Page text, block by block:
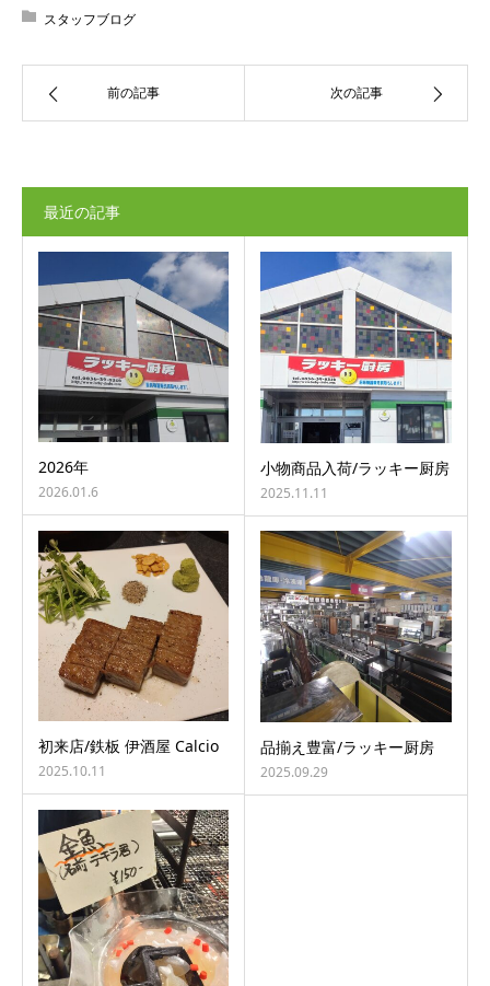
スタッフブログ
前の記事 次の記事
最近の記事
2026年
2026.01.6
小物商品入荷/ラッキー厨房
2025.11.11
初来店/鉄板 伊酒屋 Calcio
2025.10.11
品揃え豊富/ラッキー厨房
2025.09.29